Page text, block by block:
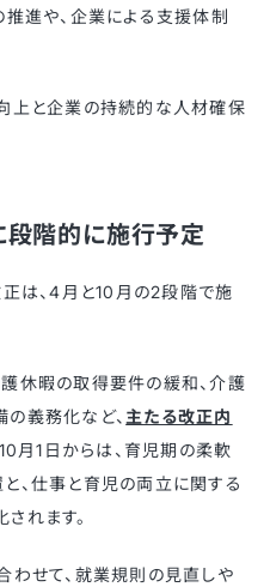
推進や、企業による支援体制
上と企業の持続的な人材確保
階的に施行予定
は、4月と10月の2段階で施
休暇の取得要件の緩和、介護
義務化など、 主たる改正内
月1日からは、育児期の柔軟
、仕事と育児の両立に関する
れます。
わせて、就業規則の見直しや